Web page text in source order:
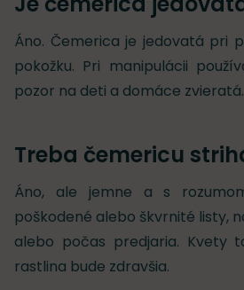
Áno. Čemerica je jedovatá pri
pokožku. Pri manipulácii
pozor na deti a domáce zvieratá.
Treba čemericu
Áno, ale jemne a s
poškodené alebo škvrnité listy,
alebo počas predjaria. Kvety
rastlina bude zdravšia.